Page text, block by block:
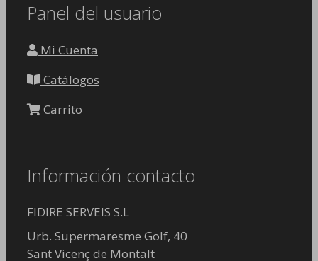
Panel del usuario
Mi Cuenta
Catálogos
Carrito
Información contacto
FIDIRE SERVEIS S.L
Urb. Supermaresme Golf, 40
Sant Vicenç de Montalt